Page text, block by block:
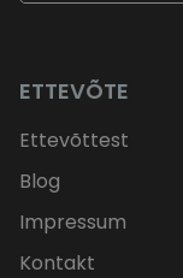
ETTEVÕTE
Ettevõttest
Blog
Impressum
Kontakt